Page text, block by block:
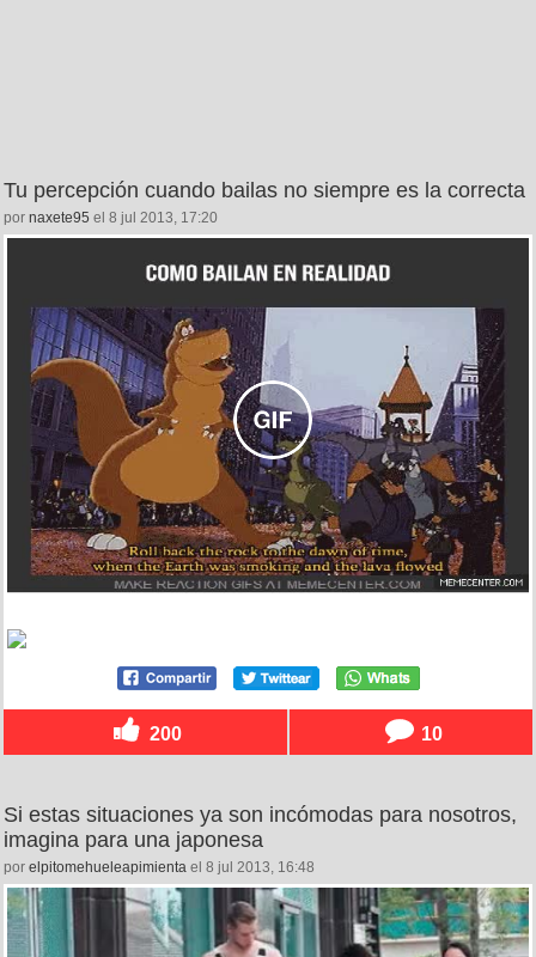
Tu percepción cuando bailas no siempre es la correcta
por naxete95 el 8 jul 2013, 17:20
200 10
Si estas situaciones ya son incómodas para nosotros,
imagina para una japonesa
por elpitomehueleapimienta el 8 jul 2013, 16:48